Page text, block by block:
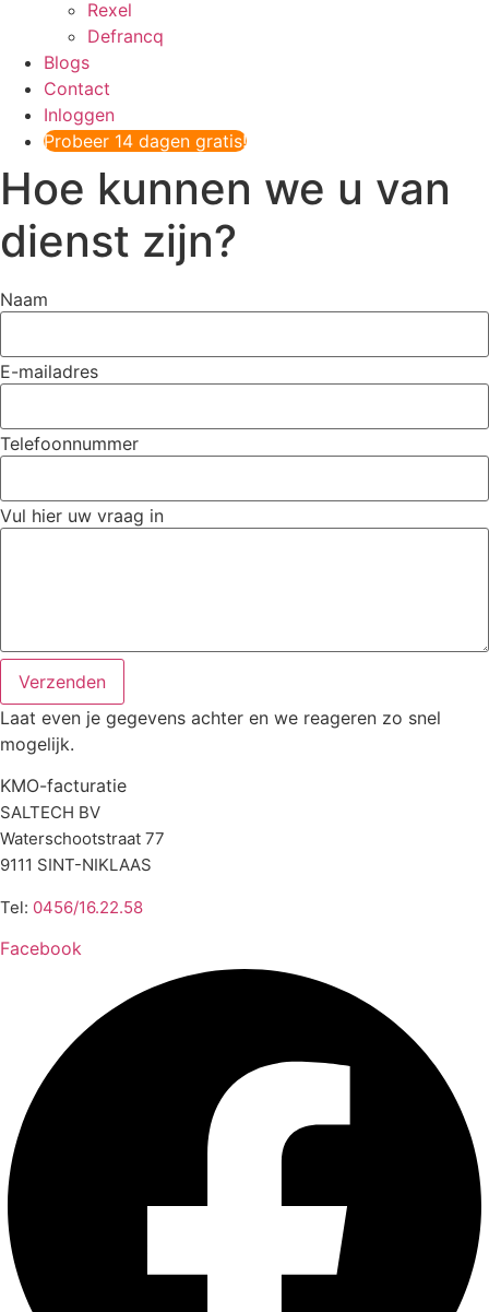
Rexel
Defrancq
Blogs
Contact
Inloggen
Probeer 14 dagen gratis!
Hoe kunnen we u van
dienst zijn?
Naam
E-mailadres
Telefoonnummer
Vul hier uw vraag in
Verzenden
Laat even je gegevens achter en we reageren zo snel
mogelijk.
KMO-facturatie
SALTECH BV
Waterschootstraat 77
9111 SINT-NIKLAAS
Tel: 0456/16.22.58
Facebook